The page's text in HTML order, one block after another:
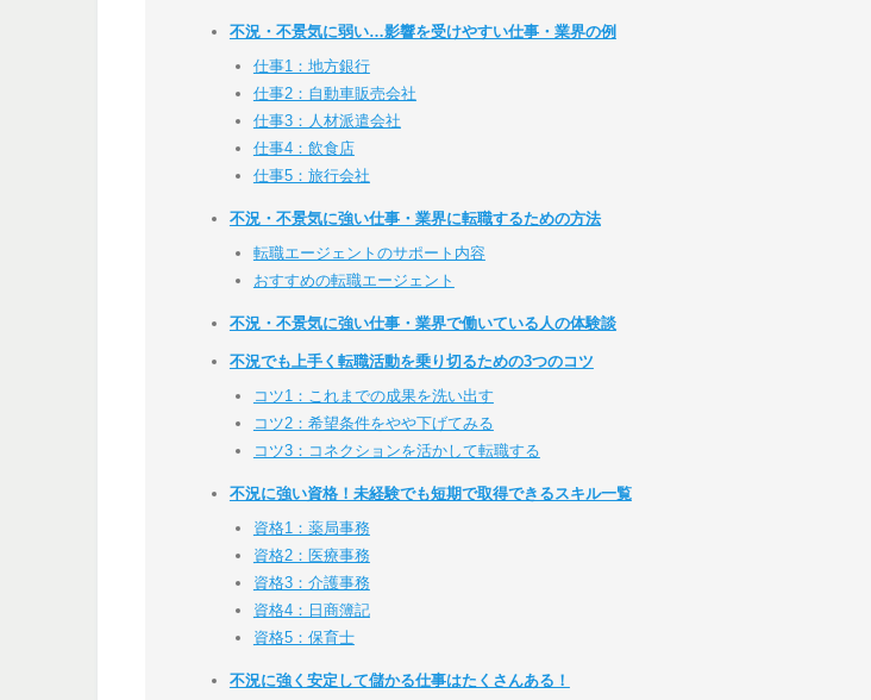
不況・不景気に弱い…影響を受けやすい仕事・業界の例
仕事1：地方銀行
仕事2：自動車販売会社
仕事3：人材派遣会社
仕事4：飲食店
仕事5：旅行会社
不況・不景気に強い仕事・業界に転職するための方法
転職エージェントのサポート内容
おすすめの転職エージェント
不況・不景気に強い仕事・業界で働いている人の体験談
不況でも上手く転職活動を乗り切るための3つのコツ
コツ1：これまでの成果を洗い出す
コツ2：希望条件をやや下げてみる
コツ3：コネクションを活かして転職する
不況に強い資格！未経験でも短期で取得できるスキル一覧
資格1：薬局事務
資格2：医療事務
資格3：介護事務
資格4：日商簿記
資格5：保育士
不況に強く安定して儲かる仕事はたくさんある！